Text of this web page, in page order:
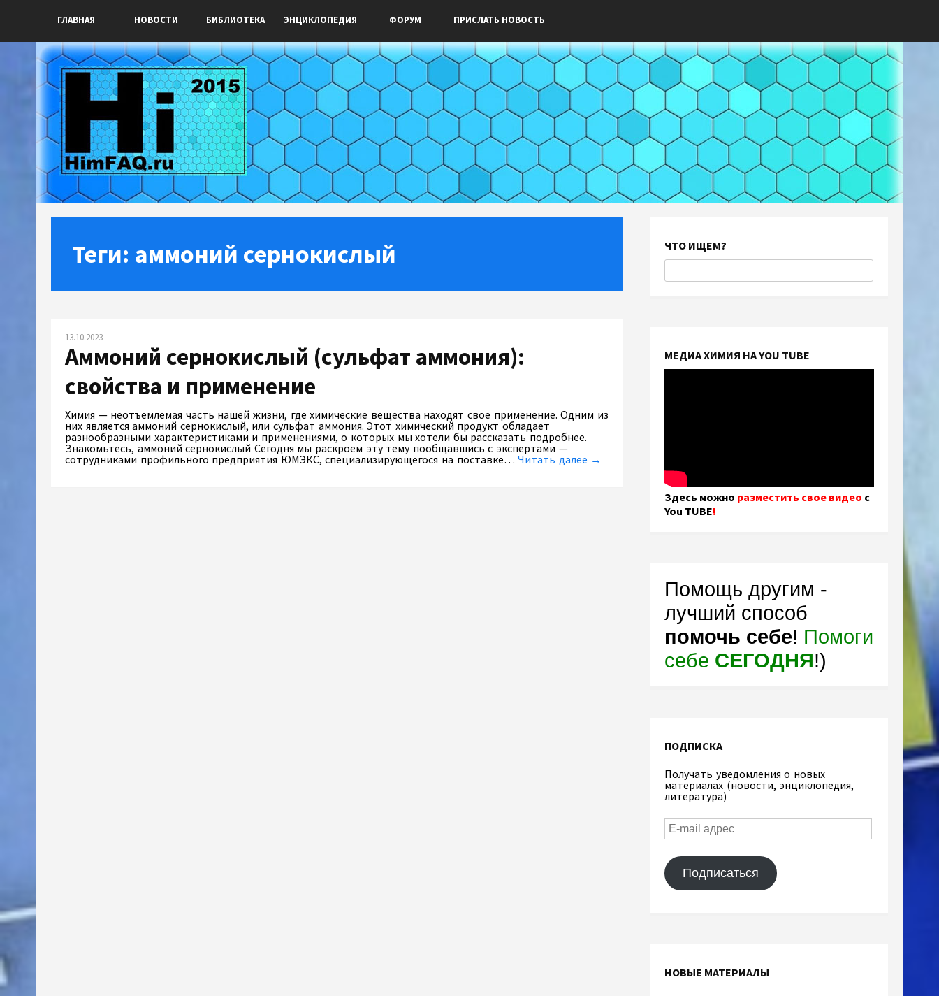
ГЛАВНАЯ НОВОСТИ БИБЛИОТЕКА ЭНЦИКЛОПЕДИЯ ФОРУМ ПРИСЛАТЬ НОВОСТЬ
Теги: аммоний сернокислый
13.10.2023
Аммоний сернокислый (сульфат аммония):
свойства и применение
Химия — неотъемлемая часть нашей жизни, где химические вещества находят свое применение. Одним из
них является аммоний сернокислый, или сульфат аммония. Этот химический продукт обладает
разнообразными характеристиками и применениями, о которых мы хотели бы рассказать подробнее.
Знакомьтесь, аммоний сернокислый Сегодня мы раскроем эту тему пообщавшись с экспертами —
сотрудниками профильного предприятия ЮМЭКС, специализирующегося на поставке…Читать далее →
ЧТО ИЩЕМ?
МЕДИА ХИМИЯ НА YOU TUBE
Здесь можно разместить свое видео с
You TUBE!
Помощь другим -
лучший способ
помочь себе! Помоги
себе СЕГОДНЯ!)
ПОДПИСКА
Получать уведомления о новых
материалах (новости, энциклопедия,
литература)
Подписаться
НОВЫЕ МАТЕРИАЛЫ